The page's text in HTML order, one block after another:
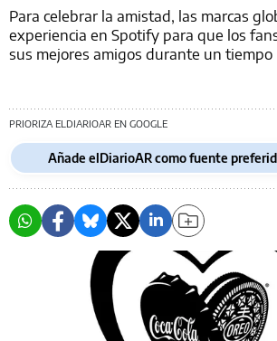
Para celebrar la amistad, las marcas
experiencia en Spotify para que los
sus mejores amigos durante un tiempo
PRIORIZA ELDIARIOAR EN GOOGLE
Añade elDiarioAR como fuente